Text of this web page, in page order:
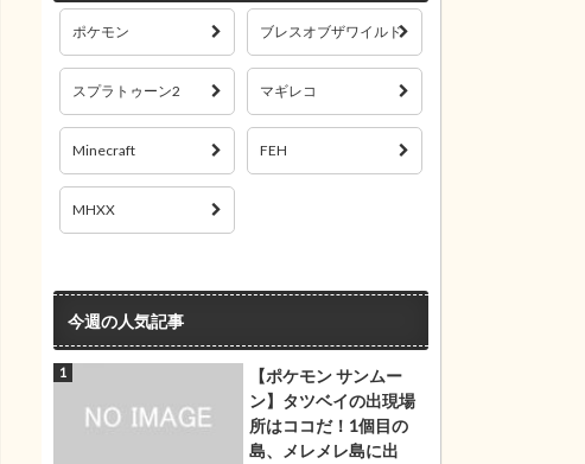
ポケモン ブレスオブザワイルド
スプラトゥーン2 マギレコ
Minecraft FEH
MHXX
今週の人気記事
【ポケモン サンムー
ン】タツベイの出現場
所はココだ！1個目の
島、メレメレ島に出